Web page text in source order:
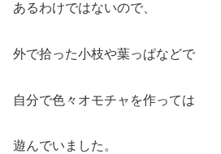
あるわけではないので、
外で拾った小枝や葉っぱなどで
自分で色々オモチャを作っては
遊んでいました。